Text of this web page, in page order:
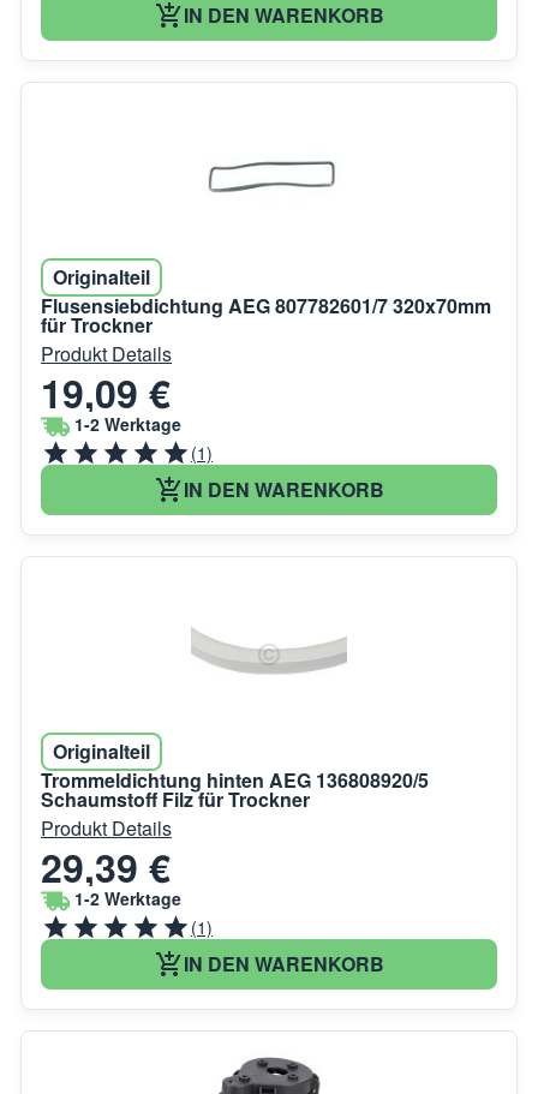
IN DEN WARENKORB
Originalteil
Flusensiebdichtung AEG 807782601/7 320x70mm
für Trockner
Produkt Details
19,09 €
1-2 Werktage
(1)
IN DEN WARENKORB
Originalteil
Trommeldichtung hinten AEG 136808920/5
Schaumstoff Filz für Trockner
Produkt Details
29,39 €
1-2 Werktage
(1)
IN DEN WARENKORB